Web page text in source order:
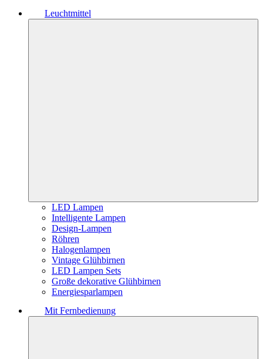
Leuchtmittel
LED Lampen
Intelligente Lampen
Design-Lampen
Röhren
Halogenlampen
Vintage Glühbirnen
LED Lampen Sets
Große dekorative Glühbirnen
Energiesparlampen
Mit Fernbedienung